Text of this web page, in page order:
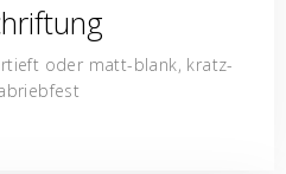
oder matt-blank, kratz-